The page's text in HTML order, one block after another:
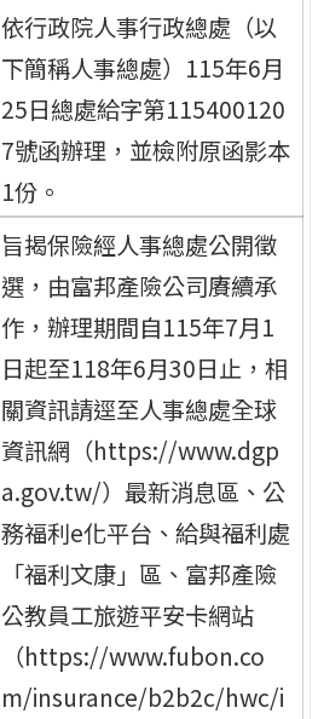
依行政院人事行政總處（以
下簡稱人事總處）115年6月
25日總處給字第115400120
7號函辦理，並檢附原函影本
1份。
旨揭保險經人事總處公開徵
選，由富邦產險公司賡續承
作，辦理期間自115年7月1
日起至118年6月30日止，相
關資訊請逕至人事總處全球
資訊網（https://www.dgp
a.gov.tw/）最新消息區、公
務福利e化平台、給與福利處
「福利文康」區、富邦產險
公教員工旅遊平安卡網站
（https://www.fubon.co
m/insurance/b2b2c/hwc/i